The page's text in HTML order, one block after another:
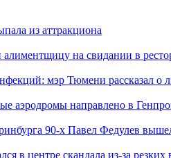
из аттракциона
на свидании в
мэр Тюмени рассказал о
аэродромы направлено в
90-х Павел Федулев
в центре скандала из-за резких